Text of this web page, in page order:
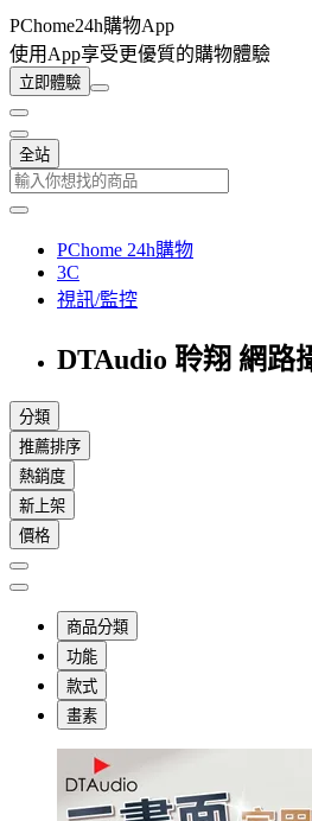
PChome24h購物App
使用App享受更優質的購物體驗
立即體驗
全站
PChome 24h購物
3C
視訊/監控
DTAudio 聆翔 網路
分類
推薦排序
熱銷度
新上架
價格
商品分類
功能
款式
畫素